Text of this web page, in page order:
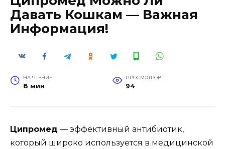
Давать Кошкам — Важная
Информация!
НА ЧТЕНИЕ
8 мин
ПРОСМОТРОВ
94
Ципромед — эффективный антибиотик,
который широко используется в медицинской